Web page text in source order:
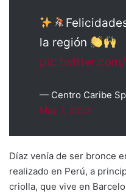
la región
— Centro Caribe
May 7, 2023
Díaz venía de ser bronce
realizado en Perú, a
criolla, que vive en